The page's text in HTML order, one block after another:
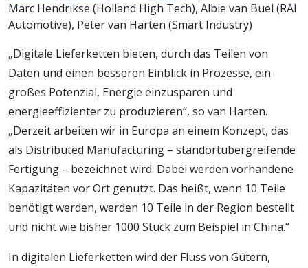
Marc Hendrikse (Holland High Tech), Albie van Buel (RAI
Automotive), Peter van Harten (Smart Industry)
„Digitale Lieferketten bieten, durch das Teilen von
Daten und einen besseren Einblick in Prozesse, ein
großes Potenzial, Energie einzusparen und
energieeffizienter zu produzieren“, so van Harten.
„Derzeit arbeiten wir in Europa an einem Konzept, das
als Distributed Manufacturing – standortübergreifende
Fertigung – bezeichnet wird. Dabei werden vorhandene
Kapazitäten vor Ort genutzt. Das heißt, wenn 10 Teile
benötigt werden, werden 10 Teile in der Region bestellt
und nicht wie bisher 1000 Stück zum Beispiel in China.“
In digitalen Lieferketten wird der Fluss von Gütern,